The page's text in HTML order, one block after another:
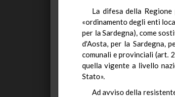
La difesa della
«ordinamento degli enti
per la Sardegna), come
d'Aosta, per la Sardegna,
comunali e provinciali (art.
quella vigente a livello
Stato».
Ad avviso della